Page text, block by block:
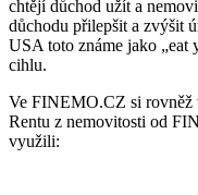
chtějí důchod užít a
důchodu přilepšit a zvýšit
USA toto známe jako „eat
cihlu.
Ve FINEMO.CZ si rovněž
Rentu z nemovitosti od
využili: